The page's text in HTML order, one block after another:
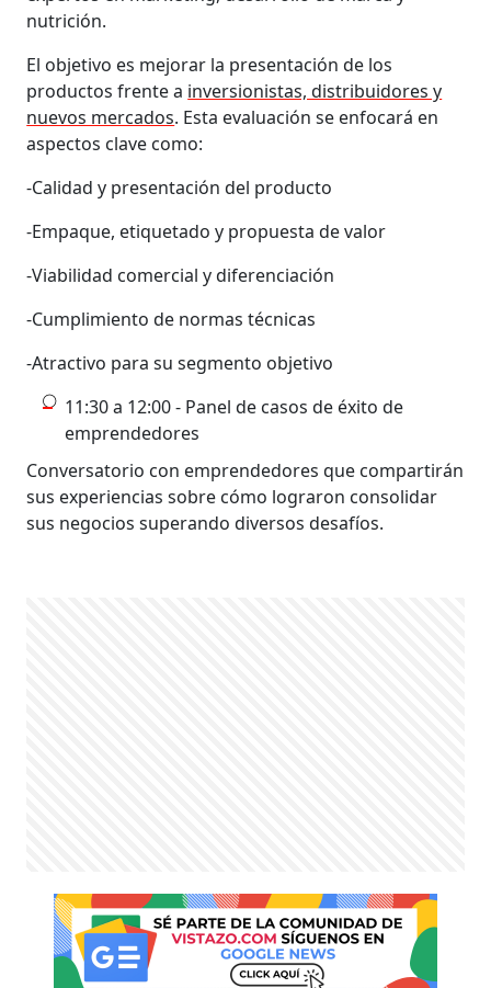
nutrición.
El objetivo es mejorar la presentación de los
productos frente a inversionistas, distribuidores y
nuevos mercados. Esta evaluación se enfocará en
aspectos clave como:
-Calidad y presentación del producto
-Empaque, etiquetado y propuesta de valor
-Viabilidad comercial y diferenciación
-Cumplimiento de normas técnicas
-Atractivo para su segmento objetivo
11:30 a 12:00 - Panel de casos de éxito de
emprendedores
Conversatorio con emprendedores que compartirán
sus experiencias sobre cómo lograron consolidar
sus negocios superando diversos desafíos.